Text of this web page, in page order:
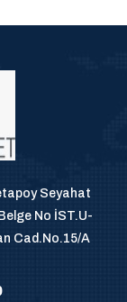
Seyahat
No İST.U-
Cad.No.15/A